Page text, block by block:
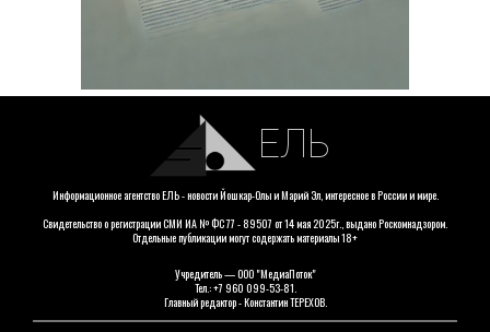
ЕЛЬ
Информационное агентство ЕЛЬ - новости Йошкар-Олы и Марий Эл, интересное в России и мире.
Свидетельство о регистрации СМИ ИА № ФС 77 - 89507 от 14 мая 2025г., выдано Роскомнадзором.
Отдельные публикации могут содержать материалы 18+
Учредитель — ООО "МедиаПоток"
Тел.: +7 960 099-53-81.
Главный редактор - Константин ТЕРЕХОВ.